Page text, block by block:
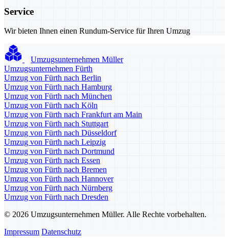
Service
Wir bieten Ihnen einen Rundum-Service für Ihren Umzug
Umzugsunternehmen Müller
Umzugsunternehmen Fürth
Umzug von Fürth nach Berlin
Umzug von Fürth nach Hamburg
Umzug von Fürth nach München
Umzug von Fürth nach Köln
Umzug von Fürth nach Frankfurt am Main
Umzug von Fürth nach Stuttgart
Umzug von Fürth nach Düsseldorf
Umzug von Fürth nach Leipzig
Umzug von Fürth nach Dortmund
Umzug von Fürth nach Essen
Umzug von Fürth nach Bremen
Umzug von Fürth nach Hannover
Umzug von Fürth nach Nürnberg
Umzug von Fürth nach Dresden
© 2026 Umzugsunternehmen Müller. Alle Rechte vorbehalten.
Impressum Datenschutz